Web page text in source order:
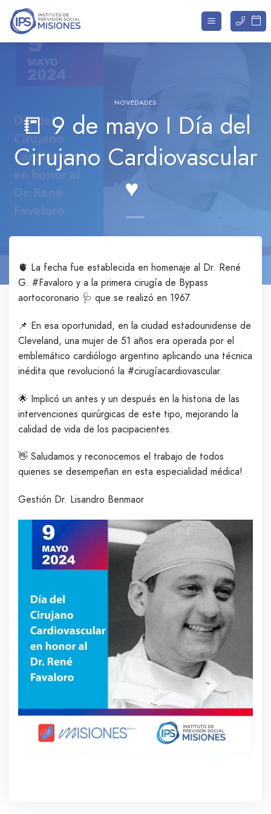
Saltar
contenido
NOVEDADES
📒 9 de mayo I Día del
Cirujano Cardiovascular
♥
🫀 La fecha fue establecida en homenaje al Dr. René
G. #Favaloro y a la primera cirugía de Bypass
aortocoronario 🩺 que se realizó en 1967.
📌 En esa oportunidad, en la ciudad estadounidense de
Cleveland, una mujer de 51 años era operada por el
emblemático cardiólogo argentino aplicando una técnica
inédita que revolucionó la #cirugíacardiovascular.
🌟 Implicó un antes y un después en la historia de las
intervenciones quirúrgicas de este tipo, mejorando la
calidad de vida de los pacipacientes.
👋 Saludamos y reconocemos el trabajo de todos
quienes se desempeñan en esta especialidad médica!
Gestión Dr. Lisandro Benmaor